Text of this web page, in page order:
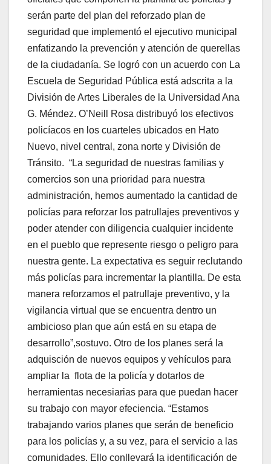
serán parte del plan del reforzado plan de
seguridad que implementó el ejecutivo municipal
enfatizando la prevención y atención de querellas
de la ciudadanía. Se logró con un acuerdo con La
Escuela de Seguridad Pública está adscrita a la
División de Artes Liberales de la Universidad Ana
G. Méndez. O’Neill Rosa distribuyó los efectivos
policíacos en los cuarteles ubicados en Hato
Nuevo, nivel central, zona norte y División de
Tránsito. “La seguridad de nuestras familias y
comercios son una prioridad para nuestra
administración, hemos aumentado la cantidad de
policías para reforzar los patrullajes preventivos y
poder atender con diligencia cualquier incidente
en el pueblo que represente riesgo o peligro para
nuestra gente. La expectativa es seguir reclutando
más policías para incrementar la plantilla. De esta
manera reforzamos el patrullaje preventivo, y la
vigilancia virtual que se encuentra dentro un
ambicioso plan que aún está en su etapa de
desarrollo”,sostuvo. Otro de los planes será la
adquisción de nuevos equipos y vehículos para
ampliar la flota de la policía y dotarlos de
herramientas necesiarias para que puedan hacer
su trabajo con mayor efeciencia. “Estamos
trabajando varios planes que serán de beneficio
para los policías y, a su vez, para el servicio a las
comunidades. Ello conllevará la identificación de